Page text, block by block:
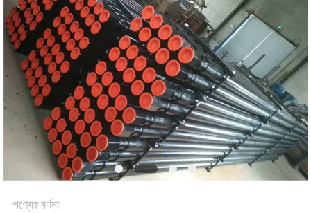
সাইট
ম্যাপ
PRIVACY
POLICY
পণ্যের বর্ণনা